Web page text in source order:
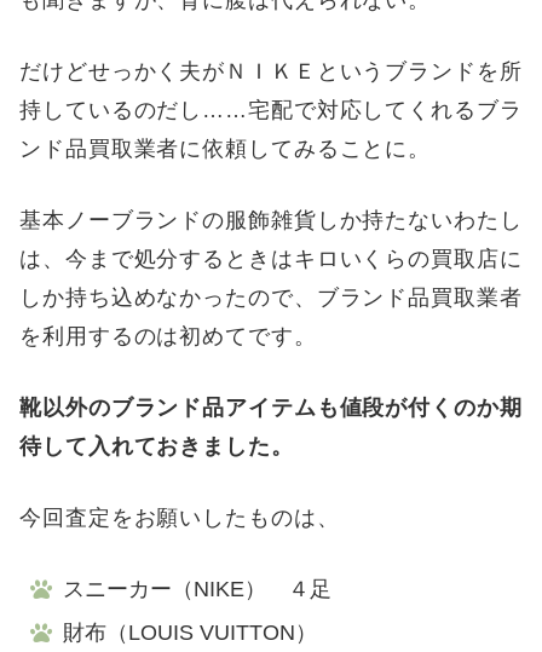
だけどせっかく夫がＮＩＫＥというブランドを所
持しているのだし……宅配で対応してくれるブラ
ンド品買取業者に依頼してみることに。
基本ノーブランドの服飾雑貨しか持たないわたし
は、今まで処分するときはキロいくらの買取店に
しか持ち込めなかったので、ブランド品買取業者
を利用するのは初めてです。
靴以外のブランド品アイテムも値段が付くのか期
待して入れておきました。
今回査定をお願いしたものは、
スニーカー（NIKE） ４足
財布（LOUIS VUITTON）